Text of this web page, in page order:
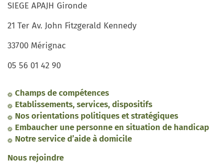
SIEGE APAJH Gironde
21 Ter Av. John Fitzgerald Kennedy
33700 Mérignac
05 56 01 42 90
Champs de compétences
Etablissements, services, dispositifs
Nos orientations politiques et stratégiques
Embaucher une personne en situation de handicap
Notre service d’aide à domicile
Nous rejoindre